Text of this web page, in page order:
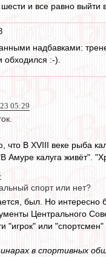
и все равно
надбавками:
обходился :-).
05:29
В XVIII веке рыба
Амуре калуга живёт".
спорт или нет?
был. Но интересно
Центрального
"игрок" или
в спортивных